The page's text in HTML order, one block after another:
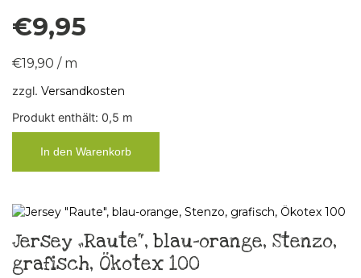
€9,95
€19,90 / m
zzgl. Versandkosten
Produkt enthält: 0,5 m
In den Warenkorb
Jersey „Raute“, blau-orange, Stenzo,
grafisch, Ökotex 100